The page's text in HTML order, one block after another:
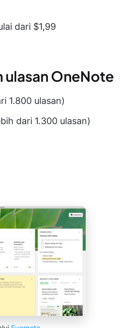
dari $1,99
ulasan OneNote
1.800 ulasan)
dari 1.300 ulasan)